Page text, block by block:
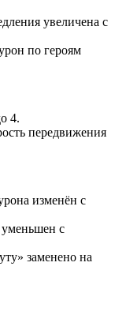
увеличена с
по героям
4.
передвижения
изменён с
с
заменено на